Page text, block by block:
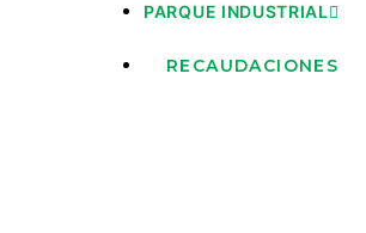
PARQUE INDUSTRIAL
RECAUDACIONES